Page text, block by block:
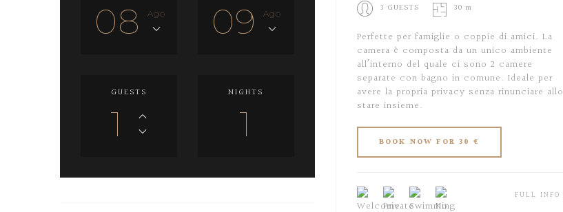
08 Ago 09 Ago
GUESTS
1
NIGHTS
1
3 GUESTS 30 m
Perfette per famiglie o coppie di amici. La
camera è composta da un unico ambiente
all’interno del quale ci sono 2 camere
separate con bagno in comune. Ideale per
avere la propria privacy senza rinunciare allo
stare insieme.
FULL INFO